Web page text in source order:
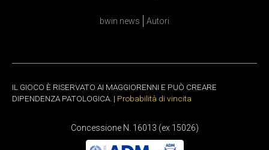
bwin news Autori
IL GIOCO È RISERVATO AI MAGGIORENNI E PUÒ CREARE
DIPENDENZA PATOLOGICA. | Probabilità di vincita
Concessione N. 16013 (ex 15026)